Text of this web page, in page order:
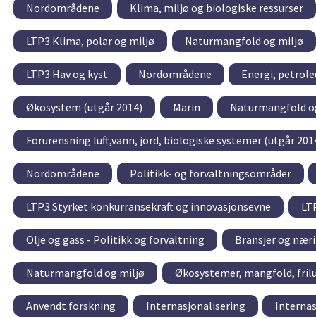
Nordområdene Klima, miljø og biologiske ressurser
LTP3 Klima, polar og miljø Naturmangfold og miljø
LTP3 Hav og kyst Nordområdene Energi,
Økosystem (utgår 2014) Marin Naturmangfold
Forurensning luft,vann, jord, biologiske systemer (utgår
Nordområdene Politikk- og forvaltningsområder
LTP3 Styrket konkurransekraft og innovasjonsevne
Olje og gass - Politikk og forvaltning Bransjer og
Naturmangfold og miljø Økosystemer, mangfold,
Anvendt forskning Internasjonalisering